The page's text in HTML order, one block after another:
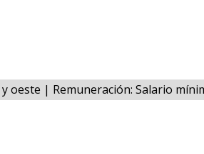
oeste | Remuneración: Salario